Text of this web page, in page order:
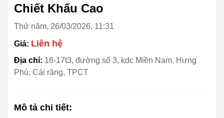
Chiết Khấu Cao
Thứ năm, 26/03/2026, 11:31
Giá: Liên hệ
Địa chỉ: 16-17t3, đường số 3, kdc Miền Nam, Hưng
Phú, Cái răng, TPCT
Mô tả chi tiết: